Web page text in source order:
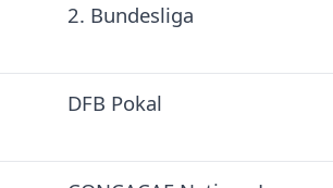
2. Bundesliga
DFB Pokal